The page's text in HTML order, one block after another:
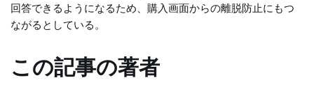
回答できるようになるため、購入画面からの離脱防止にもつ
ながるとしている。
この記事の著者